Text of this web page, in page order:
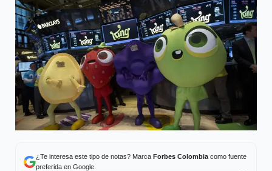
¿Te interesa este tipo de notas? Marca Forbes Colombiacomo fuente
preferida en Google.